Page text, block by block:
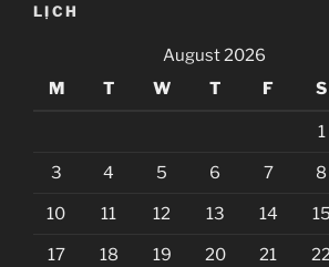
LỊCH
August 2026
M
T W T F S
1
3 4 5 6 7 8
10 11 12 13 14 15
17 18 19 20 21